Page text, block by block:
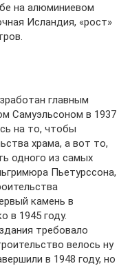
на алюминиевом
Исландия, «рост»
главным
Самуэльсоном в 1937
на то, чтобы
храма, а вот то,
одного из самых
Пьетурссона,
камень в
в 1945 году.
требовало
велось ну
в 1948 году, но